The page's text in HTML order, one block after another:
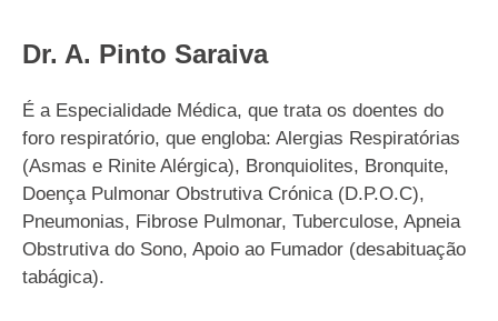
Dr. A. Pinto Saraiva
É a Especialidade Médica, que trata os doentes do
foro respiratório, que engloba: Alergias Respiratórias
(Asmas e Rinite Alérgica), Bronquiolites, Bronquite,
Doença Pulmonar Obstrutiva Crónica (D.P.O.C),
Pneumonias, Fibrose Pulmonar, Tuberculose, Apneia
Obstrutiva do Sono, Apoio ao Fumador (desabituação
tabágica).